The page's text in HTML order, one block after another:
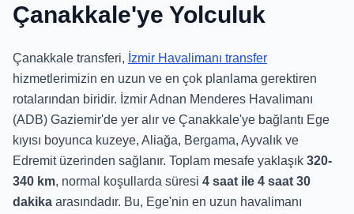
Çanakkale'ye Yolculuk
Çanakkale transferi, İzmir Havalimanı transfer
hizmetlerimizin en uzun ve en çok planlama gerektiren
rotalarından biridir. İzmir Adnan Menderes Havalimanı
(ADB) Gaziemir'de yer alır ve Çanakkale'ye bağlantı Ege
kıyısı boyunca kuzeye, Aliağa, Bergama, Ayvalık ve
Edremit üzerinden sağlanır. Toplam mesafe yaklaşık 320-
340 km, normal koşullarda süresi 4 saat ile 4 saat 30
dakika arasındadır. Bu, Ege'nin en uzun havalimanı